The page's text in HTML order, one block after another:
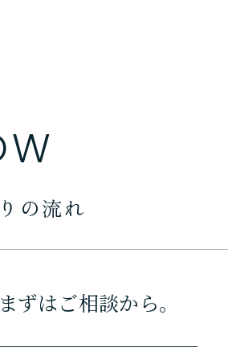
の流れ
まずはご相談から。